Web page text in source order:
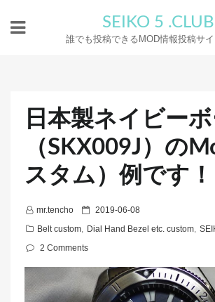
SEIKO 5 .CLUB
誰でも投稿できるMOD情報投稿サイ
日本製ネイビー
（SKX009J）の
スタム）例です！
mr.tencho
P
o
d
2019-06-08
Belt custom, Dial Hand Bezel etc. custom,
2 Comments